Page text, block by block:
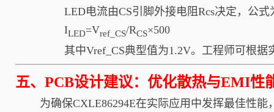
LED电流由CS引脚外接电阻Rcs决定，公式
ILED​=Vref_CS​​/RCS​×500
其中Vref_CS典型值为1.2V。工程师可根
五、PCB设计建议：优化散热与EMI性
为确保CXLE86294E在实际应用中发挥最佳性